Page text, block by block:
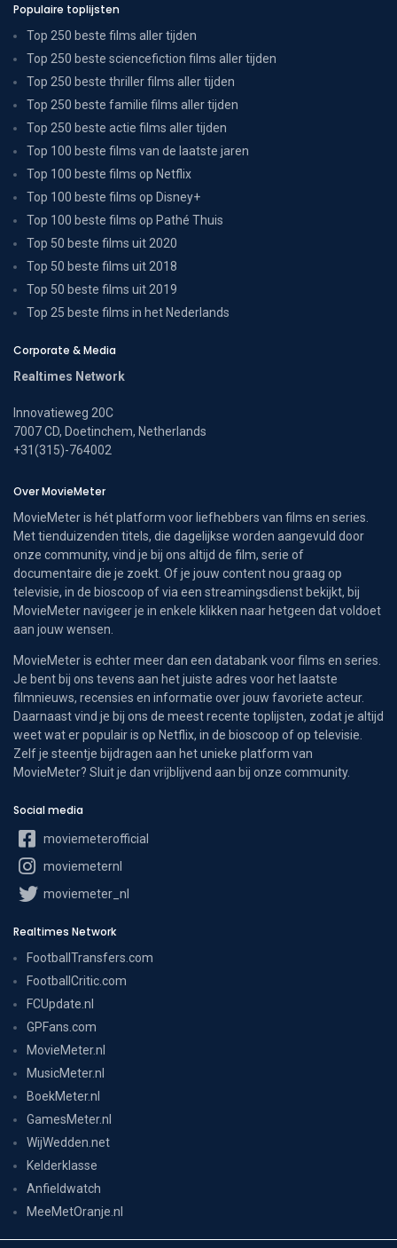
Populaire toplijsten
Top 250 beste films aller tijden
Top 250 beste sciencefiction films aller tijden
Top 250 beste thriller films aller tijden
Top 250 beste familie films aller tijden
Top 250 beste actie films aller tijden
Top 100 beste films van de laatste jaren
Top 100 beste films op Netflix
Top 100 beste films op Disney+
Top 100 beste films op Pathé Thuis
Top 50 beste films uit 2020
Top 50 beste films uit 2018
Top 50 beste films uit 2019
Top 25 beste films in het Nederlands
Corporate & Media
Realtimes Network
Innovatieweg 20C
7007 CD, Doetinchem, Netherlands
+31(315)-764002
Over MovieMeter
MovieMeter is hét platform voor liefhebbers van films en series.
Met tienduizenden titels, die dagelijkse worden aangevuld door
onze community, vind je bij ons altijd de film, serie of
documentaire die je zoekt. Of je jouw content nou graag op
televisie, in de bioscoop of via een streamingsdienst bekijkt, bij
MovieMeter navigeer je in enkele klikken naar hetgeen dat voldoet
aan jouw wensen.
MovieMeter is echter meer dan een databank voor films en series.
Je bent bij ons tevens aan het juiste adres voor het laatste
filmnieuws, recensies en informatie over jouw favoriete acteur.
Daarnaast vind je bij ons de meest recente toplijsten, zodat je altijd
weet wat er populair is op Netflix, in de bioscoop of op televisie.
Zelf je steentje bijdragen aan het unieke platform van
MovieMeter? Sluit je dan vrijblijvend aan bij onze community.
Social media
moviemeterofficial
moviemeternl
moviemeter_nl
Realtimes Network
FootballTransfers.com
FootballCritic.com
FCUpdate.nl
GPFans.com
MovieMeter.nl
MusicMeter.nl
BoekMeter.nl
GamesMeter.nl
WijWedden.net
Kelderklasse
Anfieldwatch
MeeMetOranje.nl